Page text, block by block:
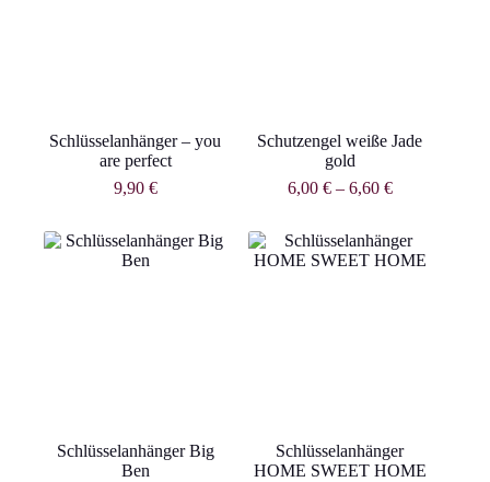
Schlüsselanhänger – you
are perfect
9,90 €
Schutzengel weiße Jade
gold
6,00 €– 6,60 €
Schlüsselanhänger Big
Ben
Schlüsselanhänger
HOME SWEET HOME